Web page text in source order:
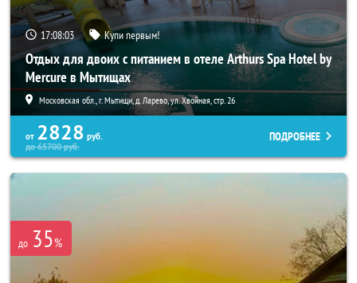
17:08:02 Купи первым!
Отдых для двоих с питанием в отеле Arthurs Spa Hotel by
Mercure в Мытищах
Московская обл., г. Мытищи, д. Ларево, ул. Хвойная, стр. 26
от 2828 руб.
до65700руб.
ПОДРОБНЕЕ
до 35%